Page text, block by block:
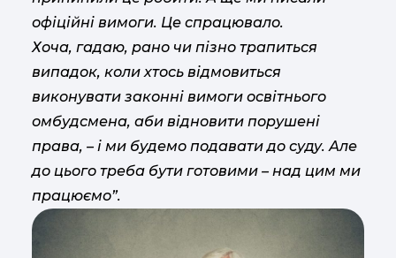
офіційні вимоги. Це спрацювало.
Хоча, гадаю, рано чи пізно трапиться
випадок, коли хтось відмовиться
виконувати законні вимоги освітнього
омбудсмена, аби відновити порушені
права, – і ми будемо подавати до суду. Але
до цього треба бути готовими – над цим ми
працюємо”.